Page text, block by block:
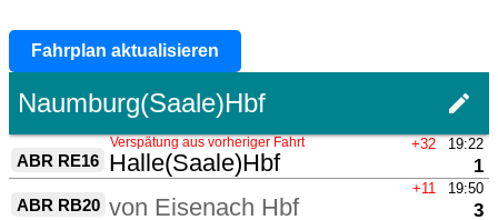
Fahrplan aktualisieren